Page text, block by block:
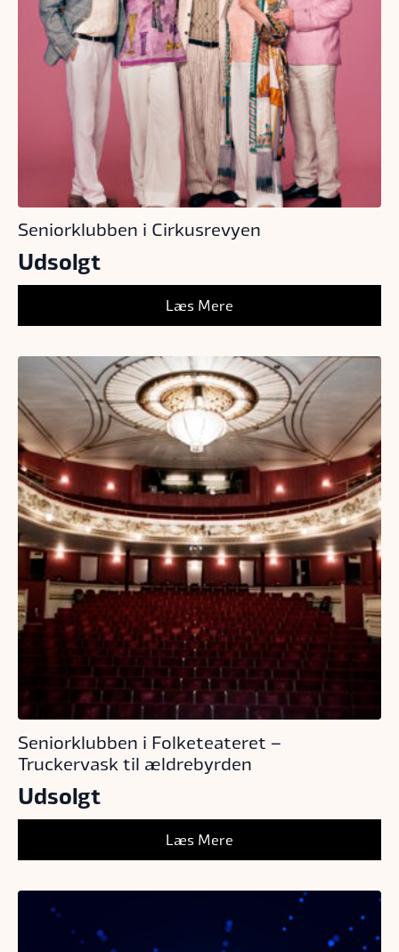
Seniorklubben i Cirkusrevyen
Udsolgt
Læs Mere
Seniorklubben i Folketeateret –
Truckervask til ældrebyrden
Udsolgt
Læs Mere